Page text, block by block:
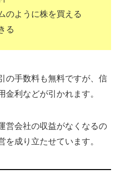
のように株を買える
る
の手数料も無料ですが、信
金利などが引かれます。
営会社の収益がなくなるの
を成り立たせています。